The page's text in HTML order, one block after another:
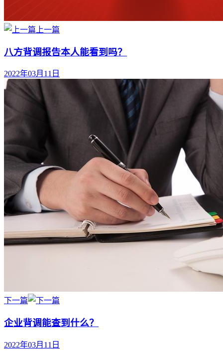
上一篇
八方背调报告本人能看到吗？
2022年03月11日
下一篇
企业背调能查到什么？
2022年03月11日